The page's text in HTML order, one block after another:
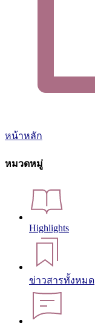
หน้าหลัก
หมวดหมู่
Highlights
ข่าวสารทั้งหมด